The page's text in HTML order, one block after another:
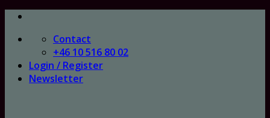
Skip
content
Contact
+46 10 516 80 02
Login / Register
Newsletter